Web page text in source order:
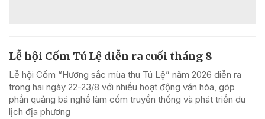
Lễ hội Cốm Tú Lệ diễn ra cuối tháng 8
Lễ hội Cốm “Hương sắc mùa thu Tú Lệ” năm 2026 diễn ra
trong hai ngày 22-23/8 với nhiều hoạt động văn hóa, góp
phần quảng bá nghề làm cốm truyền thống và phát triển du
lịch địa phương